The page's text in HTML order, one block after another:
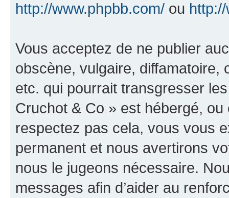
http://www.phpbb.com/ ou
Vous acceptez de ne publier
obscène, vulgaire, diffamatoire,
etc. qui pourrait transgresser
Cruchot & Co » est hébergé,
respectez pas cela, vous vous
permanent et nous avertirons
nous le jugeons nécessaire.
messages afin d’aider au